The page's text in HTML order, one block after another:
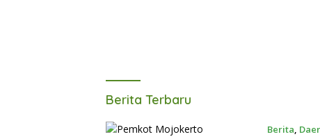
Tagarterkini
Berita Terbaru
Berita